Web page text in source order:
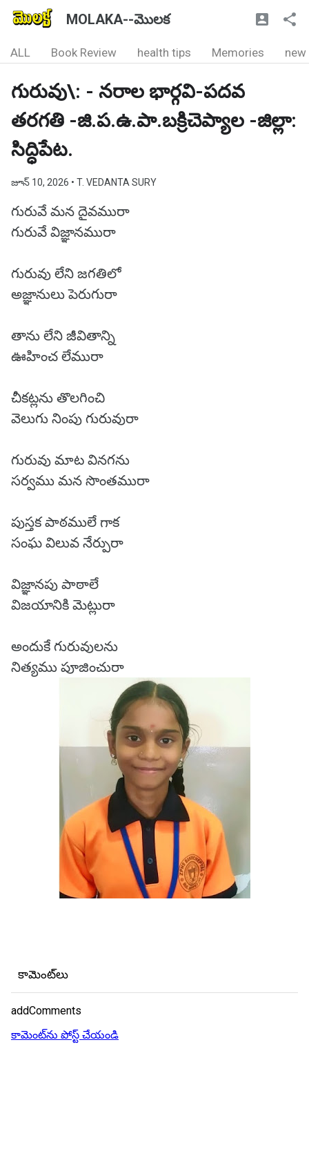
MOLAKA--మొలక
ALL Book Review health tips Memories new
గురువు\: - నరాల భార్గవి-పదవ
తరగతి -జి.ప.ఉ.పా.బక్రిచెప్యాల -జిల్లా:
సిద్ధిపేట.
జూన్ 10, 2026 • T. VEDANTA SURY
గురువే మన దైవమురా
గురువే విజ్ఞానమురా
గురువు లేని జగతిలో
అజ్ఞానులు పెరుగురా
తాను లేని జీవితాన్ని
ఊహించ లేమురా
చీకట్లను తొలగించి
వెలుగు నింపు గురువురా
గురువు మాట వినగను
సర్వము మన సొంతమురా
పుస్తక పాఠములే గాక
సంఘ విలువ నేర్పురా
విజ్ఞానపు పాఠాలే
విజయానికి మెట్లురా
అందుకే గురువులను
నిత్యము పూజించురా
కామెంట్‌లు
addComments
కామెంట్‌ను పోస్ట్ చేయండి